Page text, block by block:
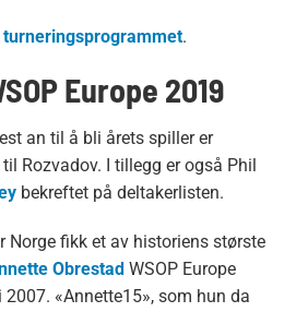
turneringsprogrammet.
Europe 2019
an til å bli årets spiller er
Rozvadov. I tillegg er også Phil
bekreftet på deltakerlisten.
Norge fikk et av historiens største
Obrestad WSOP Europe
«Annette15», som hun da